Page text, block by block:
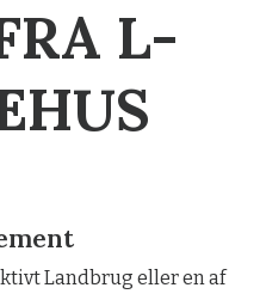
L-
Landbrug eller en af